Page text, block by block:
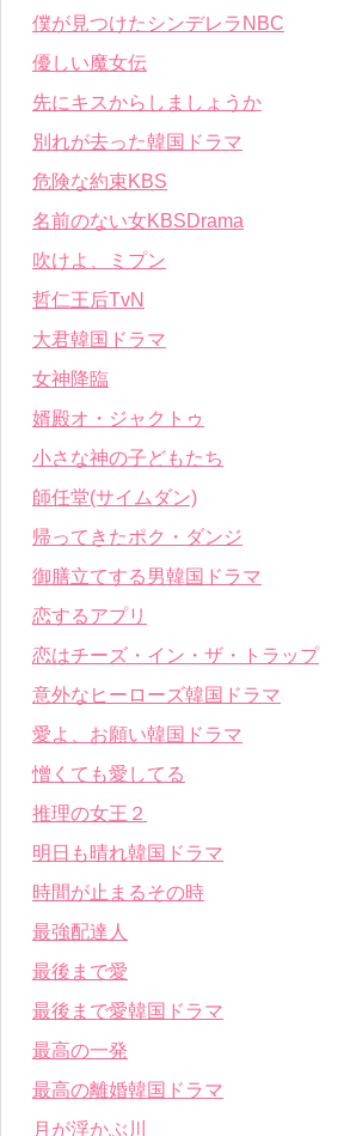
僕が見つけたシンデレラNBC
優しい魔女伝
先にキスからしましょうか
別れが去った韓国ドラマ
危険な約束KBS
名前のない女KBSDrama
吹けよ、ミプン
哲仁王后TvN
大君韓国ドラマ
女神降臨
婿殿オ・ジャクトゥ
小さな神の子どもたち
師任堂(サイムダン)
帰ってきたポク・ダンジ
御膳立てする男韓国ドラマ
恋するアプリ
恋はチーズ・イン・ザ・トラップ
意外なヒーローズ韓国ドラマ
愛よ、お願い韓国ドラマ
憎くても愛してる
推理の女王２
明日も晴れ韓国ドラマ
時間が止まるその時
最強配達人
最後まで愛
最後まで愛韓国ドラマ
最高の一発
最高の離婚韓国ドラマ
月が浮かぶ川